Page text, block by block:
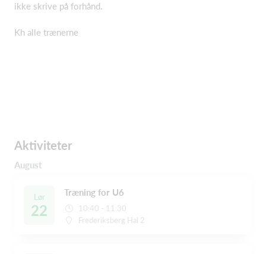
ikke skrive på forhånd.
Kh alle trænerne
Aktiviteter
August
Lør
22
Træning for U6
10:40 - 11:30
Frederiksberg Hal 2